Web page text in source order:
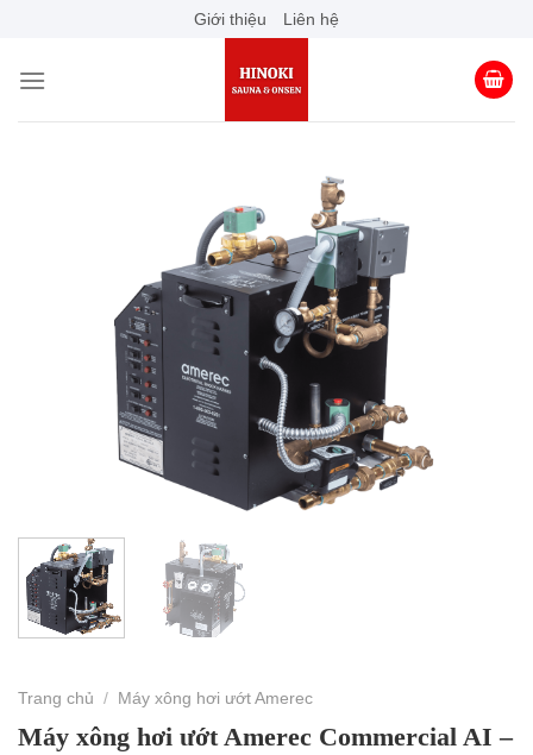
content
Giới thiệu Liên hệ
Trang chủ / Máy xông hơi ướt Amerec
Máy xông hơi ướt Amerec Commercial AI –